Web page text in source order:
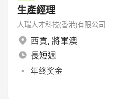
生產經理
人瑞人才科技(香港)有限公司
西貢, 將軍澳
長短週
年终奖金